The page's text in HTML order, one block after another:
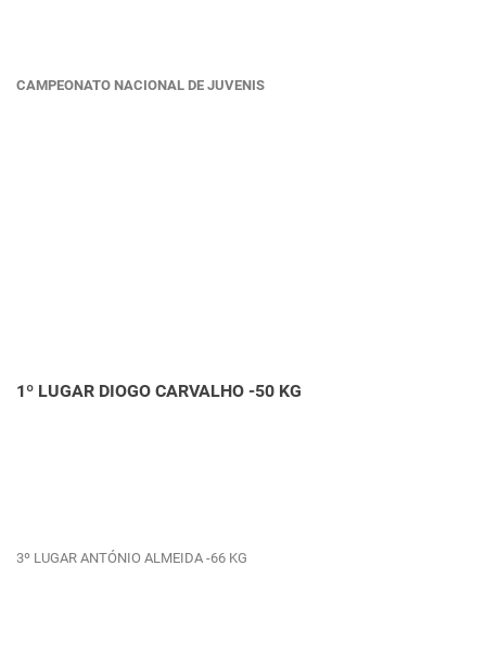
CAMPEONATO NACIONAL DE JUVENIS
1º LUGAR DIOGO CARVALHO -50 KG
3º LUGAR ANTÓNIO ALMEIDA -66 KG